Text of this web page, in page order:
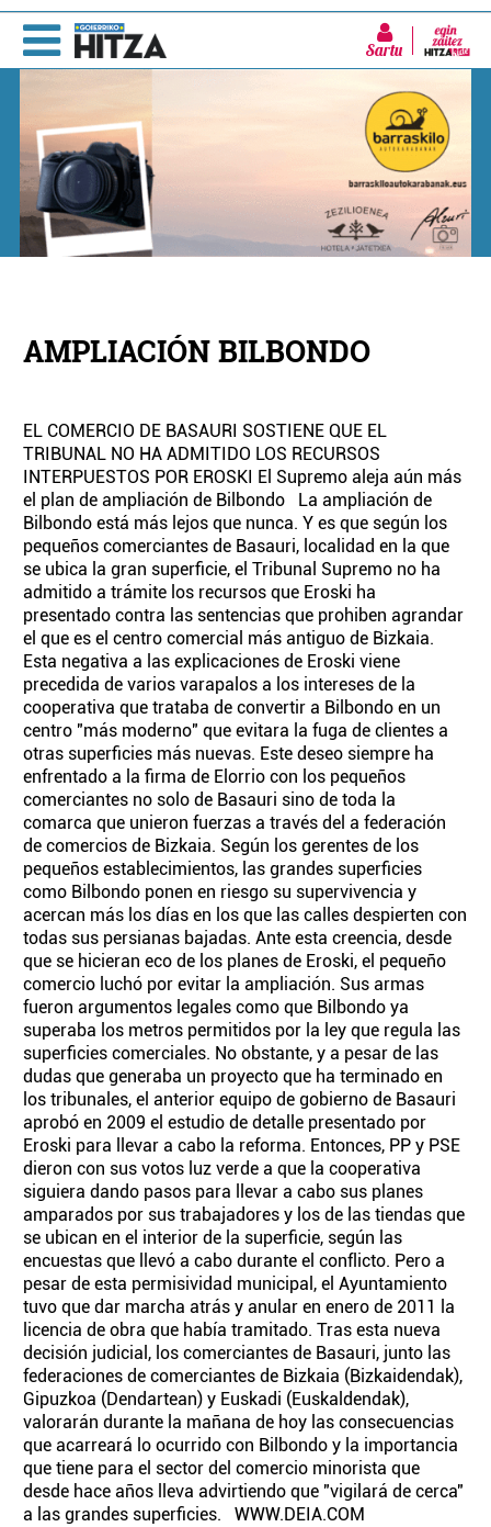
Sartu
AMPLIACIÓN BILBONDO
EL COMERCIO DE BASAURI SOSTIENE QUE EL
TRIBUNAL NO HA ADMITIDO LOS RECURSOS
INTERPUESTOS POR EROSKI El Supremo aleja aún más
el plan de ampliación de Bilbondo La ampliación de
Bilbondo está más lejos que nunca. Y es que según los
pequeños comerciantes de Basauri, localidad en la que
se ubica la gran superficie, el Tribunal Supremo no ha
admitido a trámite los recursos que Eroski ha
presentado contra las sentencias que prohiben agrandar
el que es el centro comercial más antiguo de Bizkaia.
Esta negativa a las explicaciones de Eroski viene
precedida de varios varapalos a los intereses de la
cooperativa que trataba de convertir a Bilbondo en un
centro "más moderno" que evitara la fuga de clientes a
otras superficies más nuevas. Este deseo siempre ha
enfrentado a la firma de Elorrio con los pequeños
comerciantes no solo de Basauri sino de toda la
comarca que unieron fuerzas a través del a federación
de comercios de Bizkaia. Según los gerentes de los
pequeños establecimientos, las grandes superficies
como Bilbondo ponen en riesgo su supervivencia y
acercan más los días en los que las calles despierten con
todas sus persianas bajadas. Ante esta creencia, desde
que se hicieran eco de los planes de Eroski, el pequeño
comercio luchó por evitar la ampliación. Sus armas
fueron argumentos legales como que Bilbondo ya
superaba los metros permitidos por la ley que regula las
superficies comerciales. No obstante, y a pesar de las
dudas que generaba un proyecto que ha terminado en
los tribunales, el anterior equipo de gobierno de Basauri
aprobó en 2009 el estudio de detalle presentado por
Eroski para llevar a cabo la reforma. Entonces, PP y PSE
dieron con sus votos luz verde a que la cooperativa
siguiera dando pasos para llevar a cabo sus planes
amparados por sus trabajadores y los de las tiendas que
se ubican en el interior de la superficie, según las
encuestas que llevó a cabo durante el conflicto. Pero a
pesar de esta permisividad municipal, el Ayuntamiento
tuvo que dar marcha atrás y anular en enero de 2011 la
licencia de obra que había tramitado. Tras esta nueva
decisión judicial, los comerciantes de Basauri, junto las
federaciones de comerciantes de Bizkaia (Bizkaidendak),
Gipuzkoa (Dendartean) y Euskadi (Euskaldendak),
valorarán durante la mañana de hoy las consecuencias
que acarreará lo ocurrido con Bilbondo y la importancia
que tiene para el sector del comercio minorista que
desde hace años lleva advirtiendo que "vigilará de cerca"
a las grandes superficies. WWW.DEIA.COM